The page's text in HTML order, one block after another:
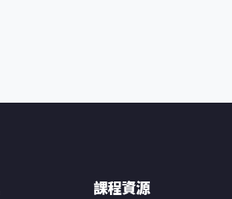
課程資源